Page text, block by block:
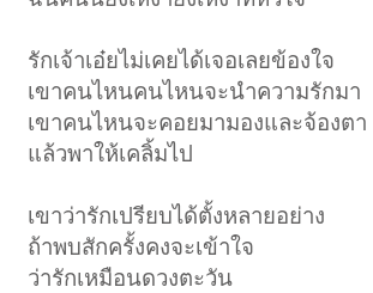
รักเจ้าเอ๋ยไม่เคยได้เจอเลยข้องใจ
เขาคนไหนคนไหนจะนำความรักมา
เขาคนไหนจะคอยมามองและจ้องตา
แล้วพาให้เคลิ้มไป
เขาว่ารักเปรียบได้ตั้งหลายอย่าง
ถ้าพบสักครั้งคงจะเข้าใจ
ว่ารักเหมือนดวงตะวัน